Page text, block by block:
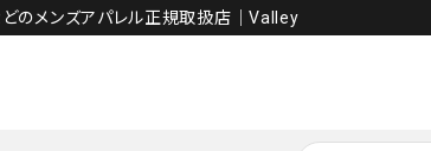
どのメンズアパレル正規取扱店│Valley